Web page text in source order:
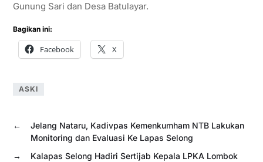
Gunung Sari dan Desa Batulayar.
Bagikan ini:
Facebook X
ASKI
←
Jelang Nataru, Kadivpas Kemenkumham NTB Lakukan
Monitoring dan Evaluasi Ke Lapas Selong
→
Kalapas Selong Hadiri Sertijab Kepala LPKA Lombok